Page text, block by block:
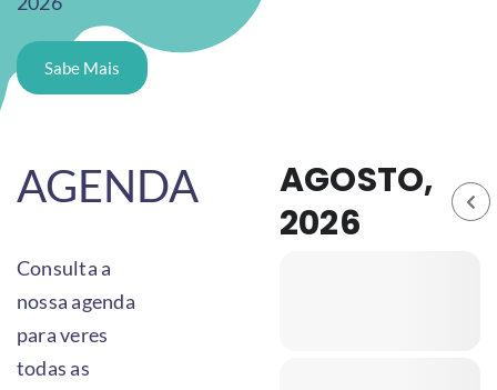
Sabe Mais
AGENDA
Consulta a
nossa agenda
para veres
todas as
AGOSTO,
2026